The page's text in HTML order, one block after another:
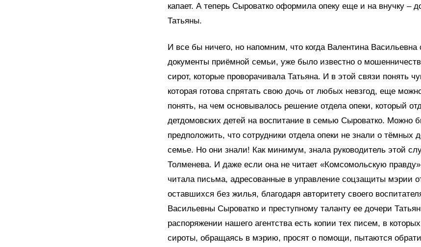
капает. А теперь Сыроватко оформила опеку еще и на внучку –
Татьяны.
И все бы ничего, но напомним, что когда Валентина
документы приёмной семьи, уже было известно о
сирот, которые проворачивала Татьяна. И в этой связи понять
которая готова спрятать свою дочь от любых невзгод, еще
понять, на чем основывалось решение отдела опеки, который
детдомовских детей на воспитание в семью Сыроватко. Можно
предположить, что сотрудники отдела опеки не знали о тёмных
семье. Но они знали! Как минимум, знала руководитель этой
Толменева. И даже если она не читает «Комсомольскую
читала письма, адресованные в управление соцзащиты мэрии
оставшихся без жилья, благодаря авторитету своего
Васильевны Сыроватко и преступному таланту ее дочери
распоряжении нашего агентства есть копии тех писем, в
сироты, обращаясь в мэрию, просят о помощи, пытаются